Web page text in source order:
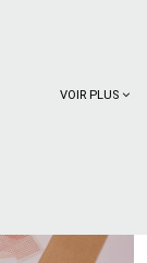
VOIR PLUS